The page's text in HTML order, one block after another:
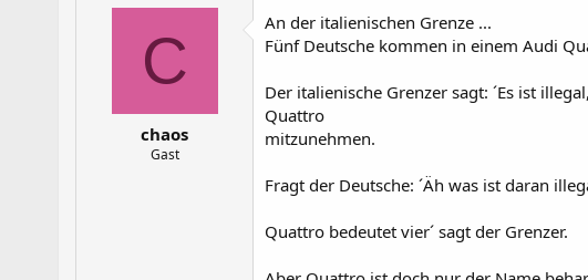
C
chaos
Gast
An der italienischen Grenze ...
Fünf Deutsche kommen in einem Audi
Der italienische Grenzer sagt: ´Es ist
Quattro
mitzunehmen.
Fragt der Deutsche: ´Äh was ist daran
Quattro bedeutet vier´ sagt der Grenzer.